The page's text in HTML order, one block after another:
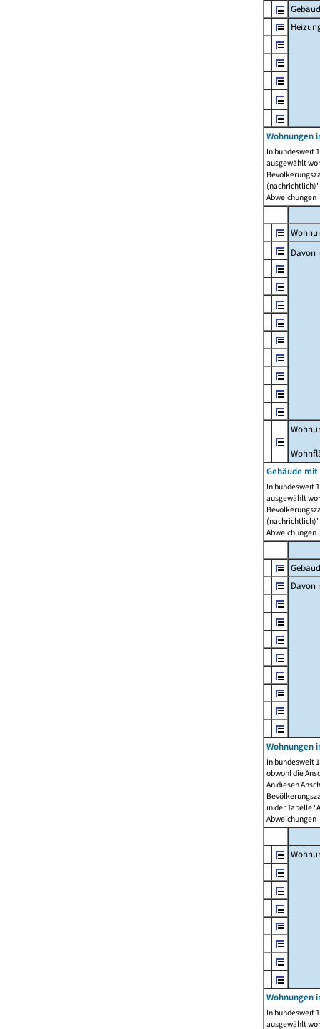
Wohnungen
In bundesweit
ausgewählt
Abweichungen
Davon
Gebäude
In bundesweit
ausgewählt
Abweichungen
Davon
Wohnungen
In bundesweit
obwohl die
An diesen
in der Tabelle
Abweichungen
Wohnungen
In bundesweit
ausgewählt